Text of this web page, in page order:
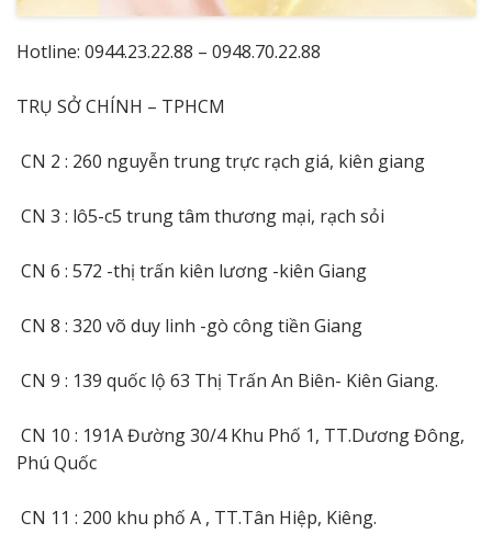
Hotline: 0944.23.22.88 – 0948.70.22.88
TRỤ SỞ CHÍNH – TPHCM
CN 2 : 260 nguyễn trung trực rạch giá, kiên giang
CN 3 : lô5-c5 trung tâm thương mại, rạch sỏi
CN 6 : 572 -thị trấn kiên lương -kiên Giang
CN 8 : 320 võ duy linh -gò công tiền Giang
CN 9 : 139 quốc lộ 63 Thị Trấn An Biên- Kiên Giang.
CN 10 : 191A Đường 30/4 Khu Phố 1, TT.Dương Đông,
Phú Quốc
CN 11 : 200 khu phố A , TT.Tân Hiệp, Kiêng.